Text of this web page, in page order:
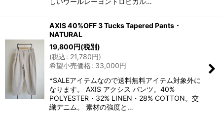
AXIS 40%OFF 3 Tucks Tapered Pants・
NATURAL
19,800円(税別)
(税込: 21,780円)
希望小売価格: 33,000円
*SALEアイテムなので送料無料アイテム対象外に
なります。 AXIS アクシス パンツ。40%
POLYESTER・32% LINEN・28% COTTON。交
織デニム。 素材の強度と…